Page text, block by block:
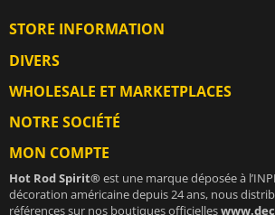
STORE INFORMATION
DIVERS
WHOLESALE ET MARKETPLACES
NOTRE SOCIÉTÉ
MON COMPTE
Hot Rod Spirit®est une marque déposée à
décoration américaine depuis 24 ans, nous
références sur nos boutiques officielles